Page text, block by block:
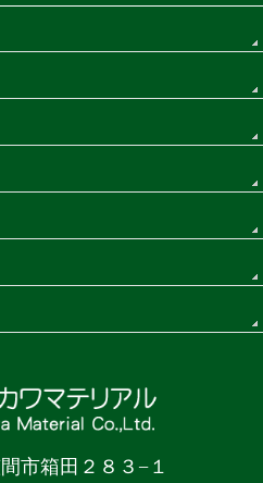
市箱田２８３−１